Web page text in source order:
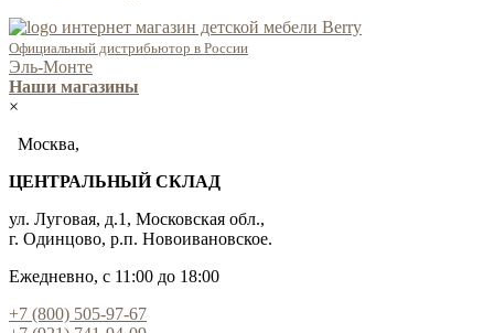
Официальный дистрибьютор в России
Эль-Монте
Наши магазины
×
Москва,
ЦЕНТРАЛЬНЫЙ СКЛАД
ул. Луговая, д.1, Московская обл.,
г. Одинцово, р.п. Новоивановское.
Ежедневно, с 11:00 до 18:00
+7 (800) 505-97-67